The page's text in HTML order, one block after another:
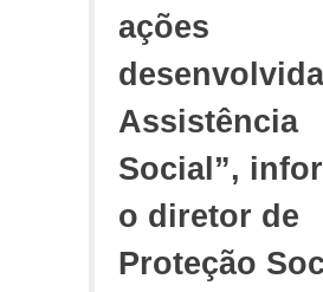
ações
Assistência
Social”,
o diretor de
Proteção